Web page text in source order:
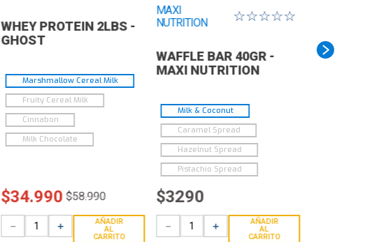
WHEY PROTEIN 2LBS -
GHOST
Marshmallow Cereal Milk
Fruity Cereal Milk
Cinnabon
Milk Chocolate
$34.990 $58.990
＋
－
AÑADIR
AL
CARRITO
MAXI
NUTRITION
☆☆☆☆☆
WAFFLE BAR 40GR -
MAXI NUTRITION
Milk & Coconut
Caramel Spread
Hazelnut Spread
Pistachio Spread
$3290
＋
－
AÑADIR
AL
CARRITO